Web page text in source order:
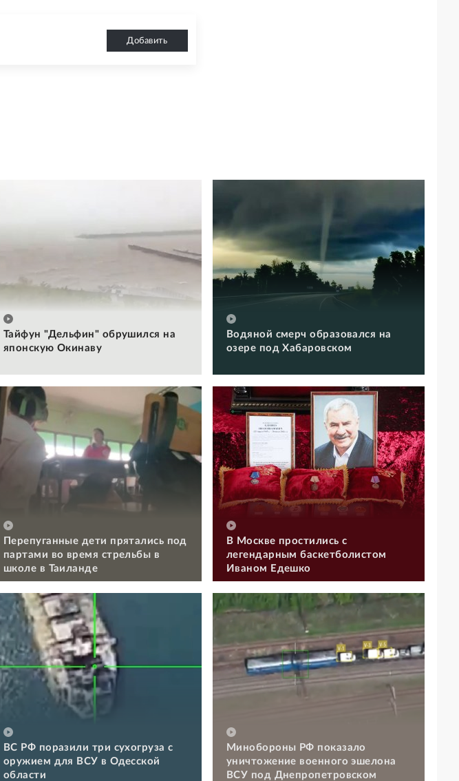
Добавить
Тайфун "Дельфин" обрушился на
японскую Окинаву
Водяной смерч образовался на
озере под Хабаровском
Перепуганные дети прятались под
партами во время стрельбы в
школе в Таиланде
В Москве простились с
легендарным баскетболистом
Иваном Едешко
ВС РФ поразили три сухогруза с
оружием для ВСУ в Одесской
области
Минобороны РФ показало
уничтожение военного эшелона
ВСУ под Днепропетровском